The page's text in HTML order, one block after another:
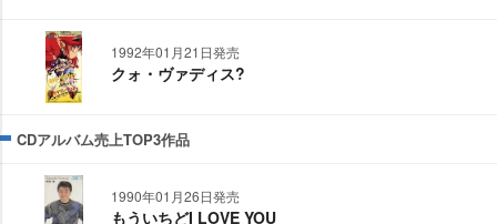
1992年01月21日発売
クォ・ヴァディス?
CDアルバム売上TOP3作品
1990年01月26日発売
もういちどI LOVE YOU